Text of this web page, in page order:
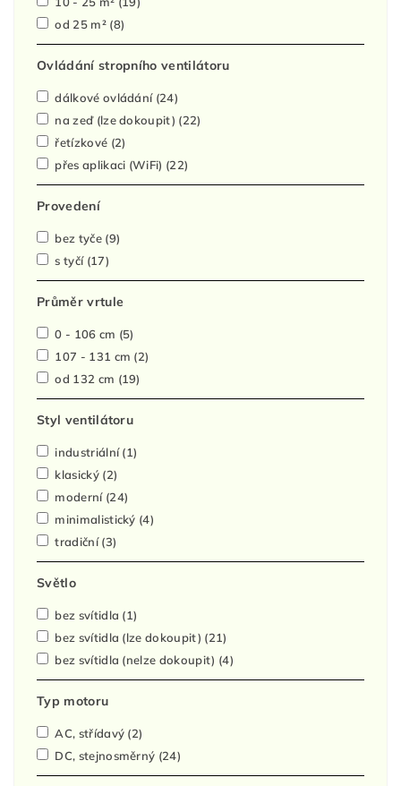
od 25 m² (8)
Ovládání stropního ventilátoru
dálkové ovládání (24)
na zeď (lze dokoupit) (22)
řetízkové (2)
přes aplikaci (WiFi) (22)
Provedení
bez tyče (9)
s tyčí (17)
Průměr vrtule
0 - 106 cm (5)
107 - 131 cm (2)
od 132 cm (19)
Styl ventilátoru
industriální(1)
klasický (2)
moderní (24)
minimalistický (4)
tradiční(3)
Světlo
bez svítidla (1)
bez svítidla (lze dokoupit) (21)
bez svítidla (nelze dokoupit) (4)
Typ motoru
AC, střídavý (2)
DC, stejnosměrný (24)